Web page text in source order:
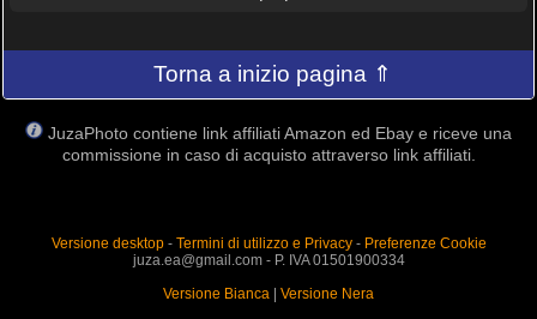
Torna a inizio pagina ⇑
JuzaPhoto contiene link affiliati Amazon ed Ebay e riceve una
commissione in caso di acquisto attraverso link affiliati.
Versione desktop- Termini di utilizzo e Privacy- Preferenze Cookie
juza.ea@gmail.com - P. IVA 01501900334
Versione Bianca | Versione Nera